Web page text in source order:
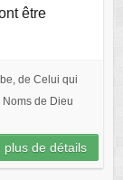
être
de Celui qui
Noms de Dieu
plus de détails